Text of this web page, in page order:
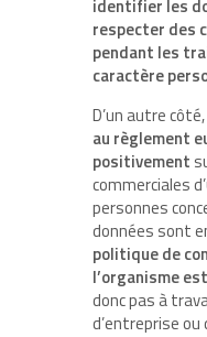
identifier les
respecter des
pendant les
caractère
D’un autre côté,
au règlement
positivement
commerciales
personnes
données sont
politique de
l’organisme
donc pas à
d’entreprise ou